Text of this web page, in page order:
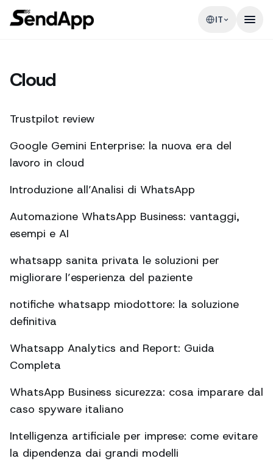
IT
Cloud
Trustpilot review
Google Gemini Enterprise: la nuova era del
lavoro in cloud
Introduzione all’Analisi di WhatsApp
Automazione WhatsApp Business: vantaggi,
esempi e AI
whatsapp sanita privata le soluzioni per
migliorare l’esperienza del paziente
notifiche whatsapp miodottore: la soluzione
definitiva
Whatsapp Analytics and Report: Guida
Completa
WhatsApp Business sicurezza: cosa imparare dal
caso spyware italiano
Intelligenza artificiale per imprese: come evitare
la dipendenza dai grandi modelli